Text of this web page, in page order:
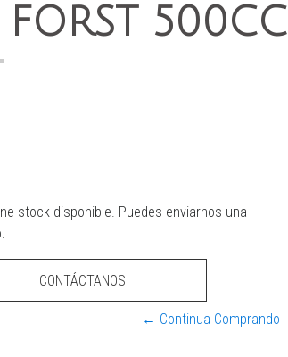
FORST 500CC
stock disponible. Puedes enviarnos una
CONTÁCTANOS
← Continua Comprando